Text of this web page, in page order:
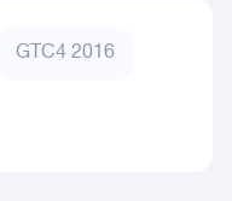
GTC4 2016